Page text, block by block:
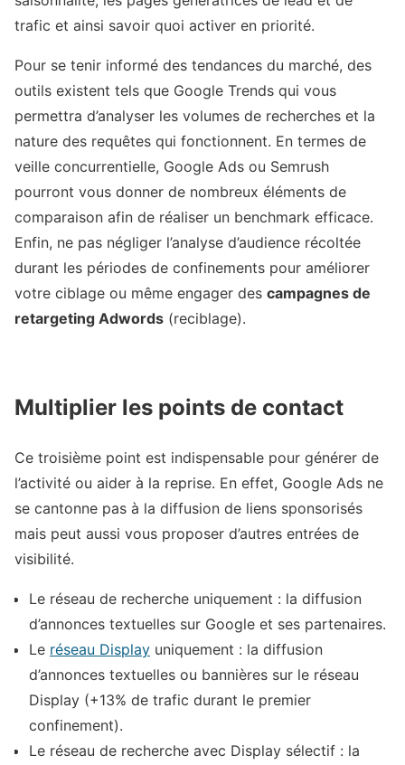
trafic et ainsi savoir quoi activer en priorité.
Pour se tenir informé des tendances du marché, des
outils existent tels que Google Trends qui vous
permettra d’analyser les volumes de recherches et la
nature des requêtes qui fonctionnent. En termes de
veille concurrentielle, Google Ads ou Semrush
pourront vous donner de nombreux éléments de
comparaison afin de réaliser un benchmark efficace.
Enfin, ne pas négliger l’analyse d’audience récoltée
durant les périodes de confinements pour améliorer
votre ciblage ou même engager des campagnes de
retargeting Adwords (reciblage).
Multiplier les points de contact
Ce troisième point est indispensable pour générer de
l’activité ou aider à la reprise. En effet, Google Ads ne
se cantonne pas à la diffusion de liens sponsorisés
mais peut aussi vous proposer d’autres entrées de
visibilité.
Le réseau de recherche uniquement : la diffusion
d’annonces textuelles sur Google et ses partenaires.
Le réseau Display uniquement : la diffusion
d’annonces textuelles ou bannières sur le réseau
Display (+13% de trafic durant le premier
confinement).
Le réseau de recherche avec Display sélectif : la